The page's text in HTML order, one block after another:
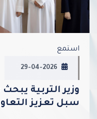
استمع
29-04-2026
وزير التربية
سبل تعزيز